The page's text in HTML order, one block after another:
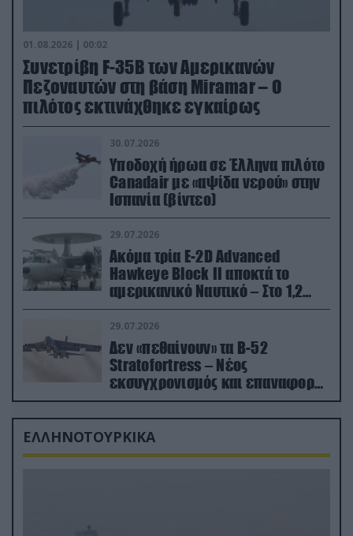
01.08.2026 | 00:02
Συνετρίβη F-35B των Αμερικανών
Πεζοναυτών στη βάση Miramar – Ο
πιλότος εκτινάχθηκε εγκαίρως
30.07.2026
Υποδοχή ήρωα σε Έλληνα πιλότο
Canadair με «αψίδα νερού» στην
Ισπανία (βίντεο)
29.07.2026
Ακόμα τρία E-2D Advanced
Hawkeye Block II αποκτά το
αμερικανικό Ναυτικό – Στο 1,2
δισ.δολάρια το κόστος
29.07.2026
Δεν «πεθαίνουν» τα Β-52
Stratofortress – Νέος
εκσυγχρονισμός και επαναφορά
από τα «νεκροταφεία»
ΕΛΛΗΝΟΤΟΥΡΚΙΚΑ